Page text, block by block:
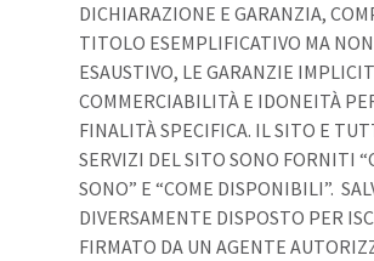
DICHIARAZIONE E GARANZIA,
TITOLO ESEMPLIFICATIVO MA NON
ESAUSTIVO, LE GARANZIE
COMMERCIABILITÀ E IDONEITÀ
FINALITÀ SPECIFICA. IL SITO E
SERVIZI DEL SITO SONO FORNITI
SONO” E “COME DISPONIBILI”.
DIVERSAMENTE DISPOSTO PER
FIRMATO DA UN AGENTE